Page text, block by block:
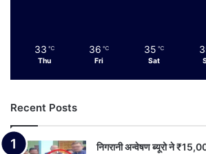
33 ℃
Thu
36 ℃
Fri
35 ℃
Sat
Recent Posts
निगरानी अन्वेषण ब्यूरो ने